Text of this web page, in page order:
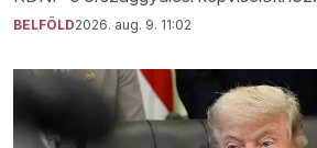
BELFÖLD2026. aug. 9. 11:02